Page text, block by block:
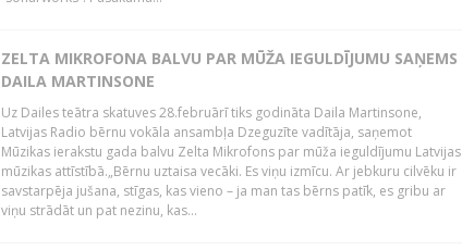
ZELTA MIKROFONA BALVU PAR MŪŽA IEGULDĪJUMU SAŅEMS
DAILA MARTINSONE
Uz Dailes teātra skatuves 28.februārī tiks godināta Daila Martinsone,
Latvijas Radio bērnu vokāla ansambļa Dzeguzīte vadītāja, saņemot
Mūzikas ierakstu gada balvu Zelta Mikrofons par mūža ieguldījumu Latvijas
mūzikas attīstībā.„Bērnu uztaisa vecāki. Es viņu izmīcu. Ar jebkuru cilvēku ir
savstarpēja jušana, stīgas, kas vieno – ja man tas bērns patīk, es gribu ar
viņu strādāt un pat nezinu, kas...